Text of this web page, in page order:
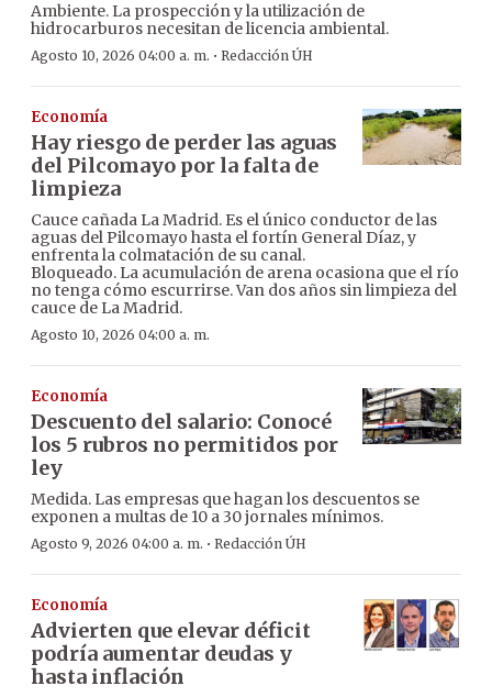
Ambiente. La prospección y la utilización de
hidrocarburos necesitan de licencia ambiental.
Agosto 10, 2026 04:00 a. m. · Redacción ÚH
Economía
Hay riesgo de perder las aguas
del Pilcomayo por la falta de
limpieza
Cauce cañada La Madrid. Es el único conductor de las
aguas del Pilcomayo hasta el fortín General Díaz, y
enfrenta la colmatación de su canal.
Bloqueado. La acumulación de arena ocasiona que el río
no tenga cómo escurrirse. Van dos años sin limpieza del
cauce de La Madrid.
Agosto 10, 2026 04:00 a. m.
Economía
Descuento del salario: Conocé
los 5 rubros no permitidos por
ley
Medida. Las empresas que hagan los descuentos se
exponen a multas de 10 a 30 jornales mínimos.
Agosto 9, 2026 04:00 a. m. · Redacción ÚH
Economía
Advierten que elevar déficit
podría aumentar deudas y
hasta inflación